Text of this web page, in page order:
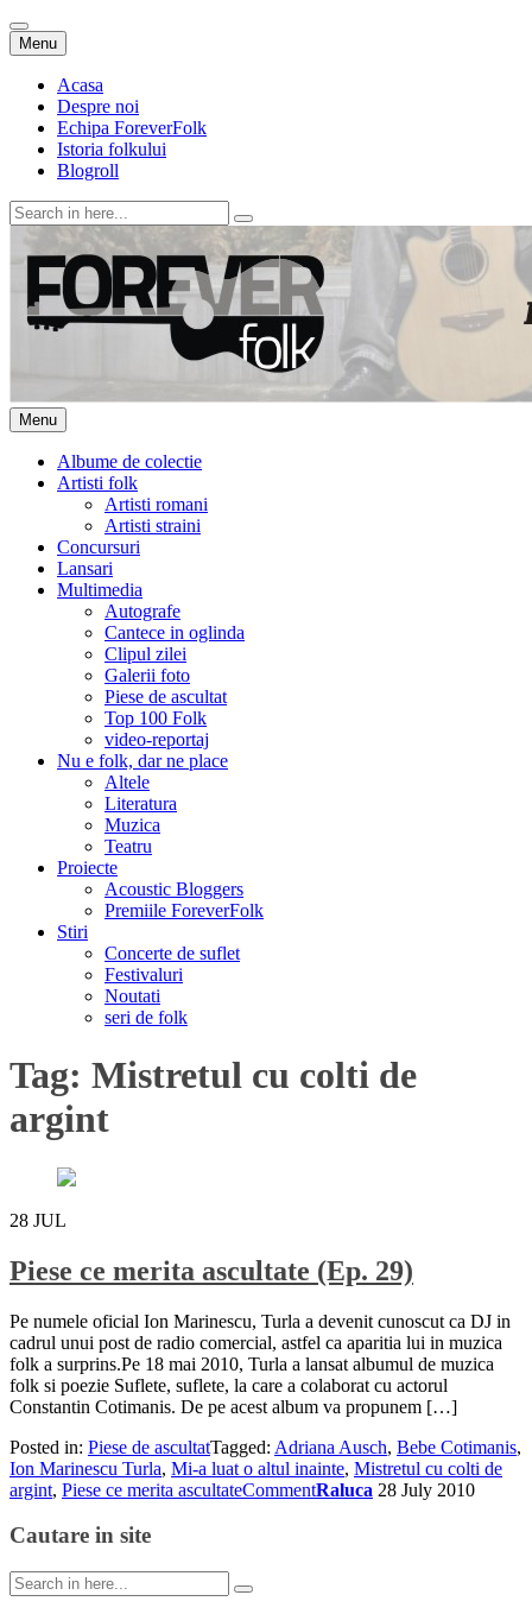
Menu Skip
to
content
Acasa
Despre noi
Echipa ForeverFolk
Istoria folkului
Blogroll
Search
for:
ForeverFolk
Muzica sufletului tau
Menu Skip
to
content
Albume de colectie
Artisti folk
Artisti romani
Artisti straini
Concursuri
Lansari
Multimedia
Autografe
Cantece in oglinda
Clipul zilei
Galerii foto
Piese de ascultat
Top 100 Folk
video-reportaj
Nu e folk, dar ne place
Altele
Literatura
Muzica
Teatru
Proiecte
Acoustic Bloggers
Premiile ForeverFolk
Stiri
Concerte de suflet
Festivaluri
Noutati
seri de folk
Tag: Mistretul cu colti de
argint
28 JUL
Piese ce merita ascultate (Ep. 29)
Pe numele oficial Ion Marinescu, Turla a devenit cunoscut ca DJ in
cadrul unui post de radio comercial, astfel ca aparitia lui in muzica
folk a surprins.Pe 18 mai 2010, Turla a lansat albumul de muzica
folk si poezie Suflete, suflete, la care a colaborat cu actorul
Constantin Cotimanis. De pe acest album va propunem […]
Posted in: Piese de ascultatTagged: Adriana Ausch, Bebe Cotimanis,
Ion Marinescu Turla, Mi-a luat o altul inainte, Mistretul cu colti de
argint, Piese ce merita ascultateCommentRaluca 28 July 2010
Cautare in site
Search
for: